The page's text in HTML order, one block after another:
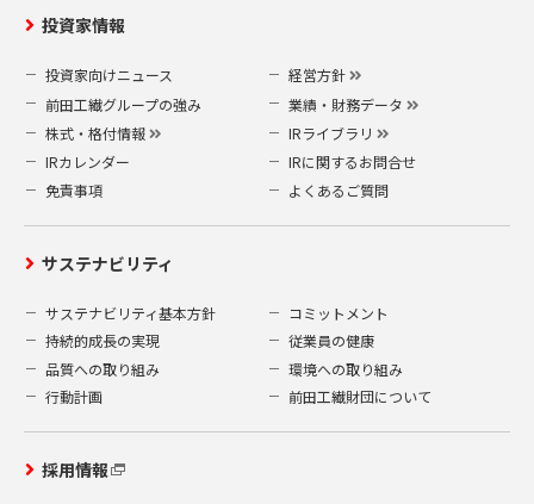
投資家情報
投資家向けニュース
経営方針
前田工繊グループの強み
業績・財務データ
株式・格付情報
IRライブラリ
IRカレンダー
IRに関するお問合せ
免責事項
よくあるご質問
サステナビリティ
サステナビリティ基本方針
コミットメント
持続的成長の実現
従業員の健康
品質への取り組み
環境への取り組み
行動計画
前田工繊財団について
採用情報